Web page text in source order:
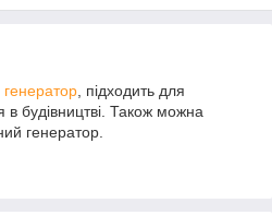
генератор , підходить для
в будівництві. Також можна
генератор.